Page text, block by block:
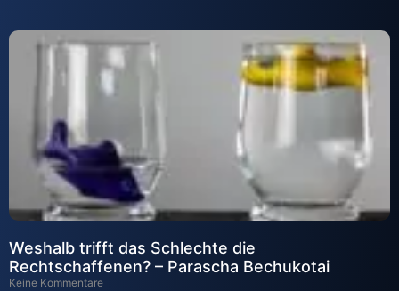
Weshalb trifft das Schlechte die
Rechtschaffenen? – Parascha Bechukotai
Keine Kommentare